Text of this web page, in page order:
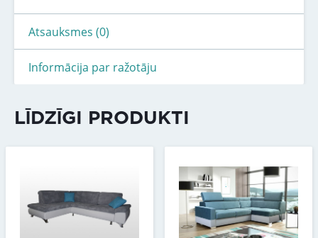
Atsauksmes (0)
Informācija par ražotāju
LĪDZĪGI PRODUKTI